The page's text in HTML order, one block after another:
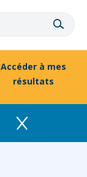
Accéder à mes
résultats